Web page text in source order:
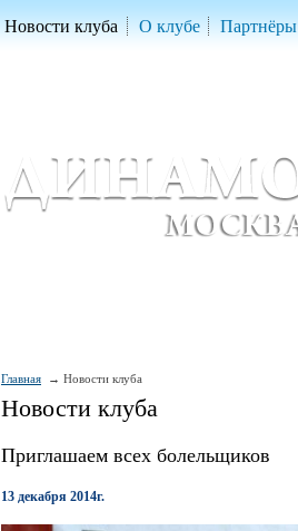
Новости клуба О клубе Партнёры
Главная Новости клуба
Новости клуба
Приглашаем всех болельщиков
13 декабря 2014г.